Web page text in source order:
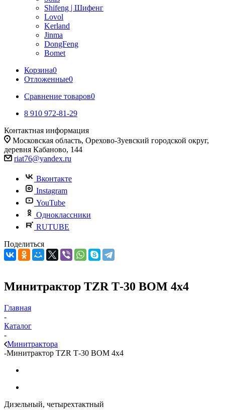
Shifeng | Шифенг
Lovol
Kerland
Jinma
DongFeng
Bomet
Корзина0
Отложенные0
Сравнение товаров0
8 910 972-81-29
Контактная информация
Московская область, Орехово-Зуевский городской округ,
деревня Кабаново, 144
riat76@yandex.ru
Вконтакте
Instagram
YouTube
Одноклассники
RUTUBE
Поделиться
Минитрактор TZR Т-30 ВОМ 4x4
Главная
-
Каталог
-
Минитрактора
-Минитрактор TZR Т-30 ВОМ 4x4
Дизельный, четырехтактный